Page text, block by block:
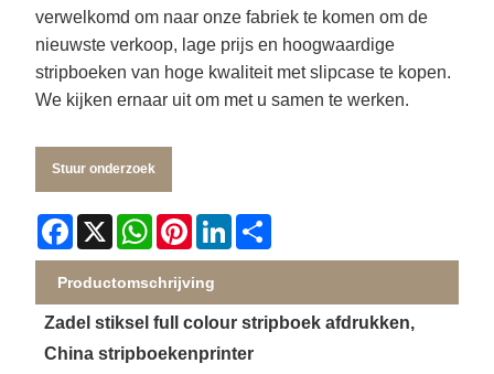
verwelkomd om naar onze fabriek te komen om de
nieuwste verkoop, lage prijs en hoogwaardige
stripboeken van hoge kwaliteit met slipcase te kopen.
We kijken ernaar uit om met u samen te werken.
Stuur onderzoek
Facebook
X WhatsApp
PinterestLinkedIn
Productomschrijving
Zadel stiksel full colour stripboek afdrukken,
China stripboekenprinter